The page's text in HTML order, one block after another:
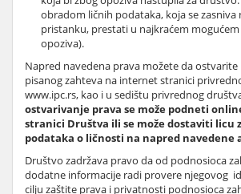
obradom ličnih podataka, koja se zasniva
pristanku, prestati u najkraćem
opoziva).
Napred navedena prava možete da
pisanog zahteva na internet stranici
www.ipc.rs, kao i u sedištu privrednog
ostvarivanje prava se može podneti
stranici Društva ili se može dostaviti licu
podataka o ličnosti na napred navedene
Društvo zadržava pravo da od podnosioca
dodatne informacije radi provere njegovog
cilju zaštite prava i privatnosti podnosioca